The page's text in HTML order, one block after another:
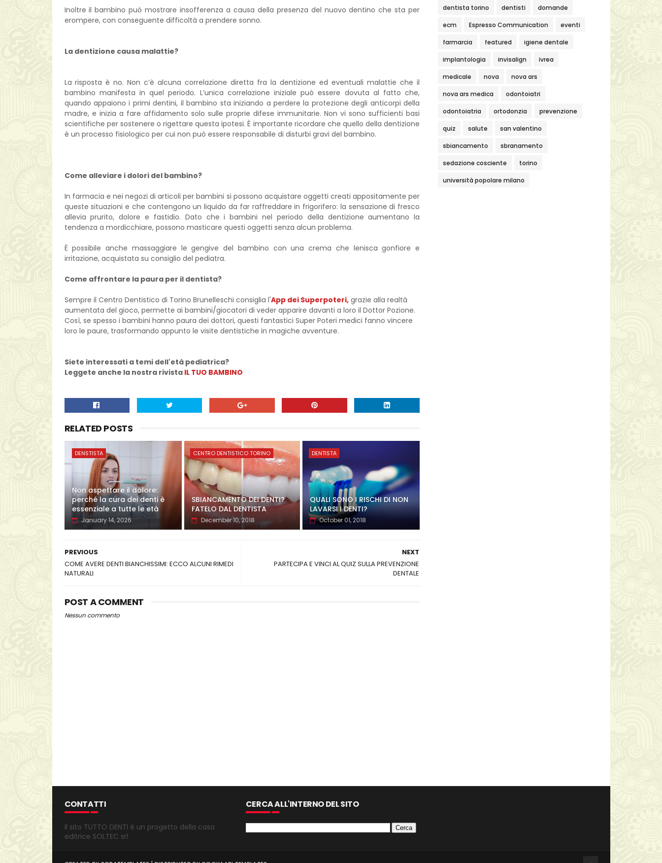
Inoltre il bambino può mostrare insofferenza a causa della presenza del nuovo dentino che sta per
erompere, con conseguente difficoltà a prendere sonno.
La dentizione causa malattie?
La risposta è no. Non c’è alcuna correlazione diretta fra la dentizione ed eventuali malattie che il
bambino manifesta in quel periodo. L’unica correlazione iniziale può essere dovuta al fatto che,
quando appaiono i primi dentini, il bambino sta iniziando a perdere la protezione degli anticorpi della
madre, e inizia a fare affidamento solo sulle proprie difese immunitarie. Non vi sono sufficienti basi
scientifiche per sostenere o rigettare questa ipotesi. È importante ricordare che quello della dentizione
è un processo fisiologico per cui non può essere responsabile di disturbi gravi del bambino.
Come alleviare i dolori del bambino?
In farmacia e nei negozi di articoli per bambini si possono acquistare oggetti creati appositamente per
queste situazioni e che contengono un liquido da far raffreddare in frigorifero: la sensazione di fresco
allevia prurito, dolore e fastidio. Dato che i bambini nel periodo della dentizione aumentano la
tendenza a mordicchiare, possono masticare questi oggetti senza alcun problema.
È possibile anche massaggiare le gengive del bambino con una crema che lenisca gonfiore e
irritazione, acquistata su consiglio del pediatra.
Come affrontare la paura per il dentista?
Sempre il Centro Dentistico di Torino Brunelleschi consiglia l'App dei Superpoteri,grazie alla realtà
aumentata del gioco, permette ai bambini/giocatori di veder apparire davanti a loro il Dottor Pozione.
Così, se spesso i bambini hanno paura dei dottori, questi fantastici Super Poteri medici fanno vincere
loro le paure, trasformando appunto le visite dentistiche in magiche avventure.
Siete interessati a temi dell'età pediatrica?
Leggete anche la nostra rivista IL TUO BAMBINO
RELATED POSTS
DENSTISTA
Non aspettare il dolore:
perché la cura dei denti è
essenziale a tutte le età
January 14, 2026
CENTRO DENTISTICO TORINO
SBIANCAMENTO DEI DENTI?
FATELO DAL DENTISTA
December 10, 2018
DENTISTA
QUALI SONO I RISCHI DI NON
LAVARSI I DENTI?
October 01, 2018
NEXT
PARTECIPA E VINCI AL QUIZ SULLA PREVENZIONE
DENTALE
PREVIOUS
COME AVERE DENTI BIANCHISSIMI: ECCO ALCUNI RIMEDI
NATURALI
POST A COMMENT
Nessun commento
dentista torino dentisti domande
ecm Espresso Communication eventi
farmarcia featured igiene dentale
implantologia invisalign ivrea
medicale nova nova ars
nova ars medica odontoiatri
odontoiatria ortodonzia prevenzione
quiz salute san valentino
sbiancamento sbranamento
sedazione cosciente torino
università popolare milano
CONTATTI
Il sito TUTTO DENTI è un progetto della casa
editrice SOLTEC srl
CERCA ALL'INTERNO DEL SITO